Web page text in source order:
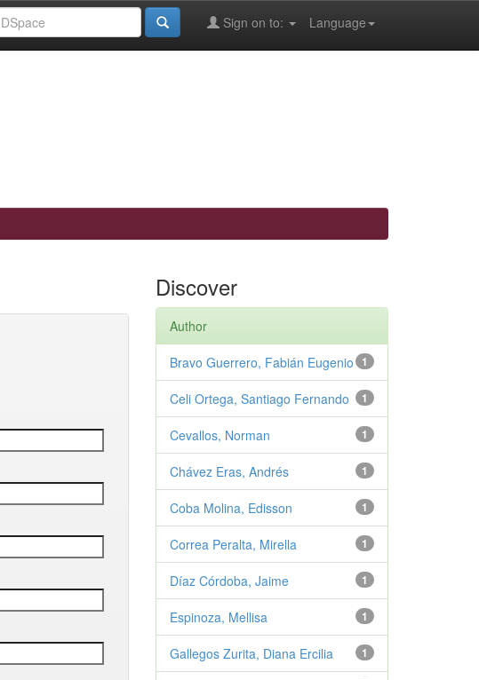
Language
Sign on to:
Discover
Author
1
Bravo Guerrero, Fabián Eugenio
1
Celi Ortega, Santiago Fernando
1
Cevallos, Norman
1
Chávez Eras, Andrés
1
Coba Molina, Edisson
1
Correa Peralta, Mirella
1
Díaz Córdoba, Jaime
1
Espinoza, Mellisa
1
Gallegos Zurita, Diana Ercilia